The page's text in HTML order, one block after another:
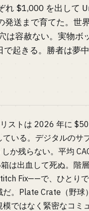
$1,000 を出して
発送まで育てた。世
は容赦ない。実物ボ
起きる。勝者は夢
ストは 2026 年に
いる。デジタルの
か残らない。平均
は出血して死ぬ。階
Fix——で、ひとり
。Plate Crate（野
ではなく緊密なコミ